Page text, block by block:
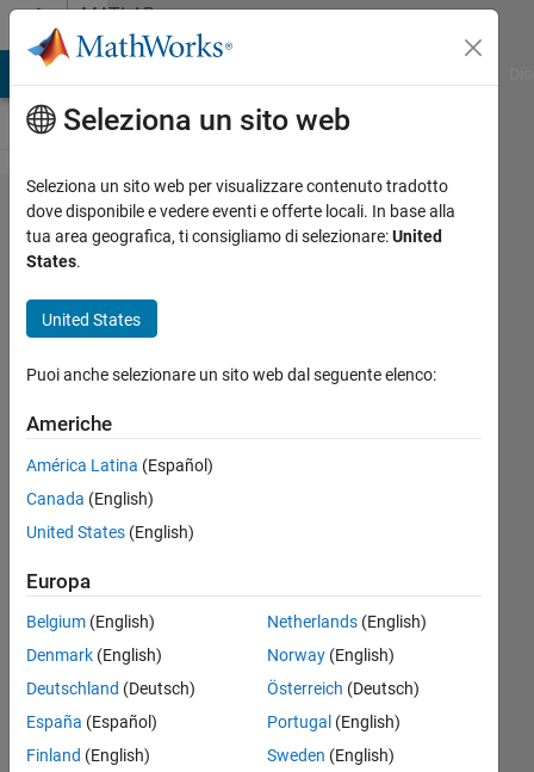
Vai al contenutoMATLAB
Answers
In how
many
using the
variable,
can a
global
variable
be
Muazma
Ali
3 Nov
2
Risposte
Seleziona un sito web
Seleziona un sito web per visualizzare contenuto tradotto
dove disponibile e vedere eventi e offerte locali. In base alla
tua area geografica, ti consigliamo di selezionare:United
States.
United States
Puoi anche selezionare un sito web dal seguente elenco:
Americhe
América Latina (Español)
Canada (English)
United States (English)
Europa
Belgium (English)
Denmark (English)
Deutschland (Deutsch)
España (Español)
Finland (English)
Netherlands(English)
Norway(English)
Österreich (Deutsch)
Portugal (English)
Sweden (English)